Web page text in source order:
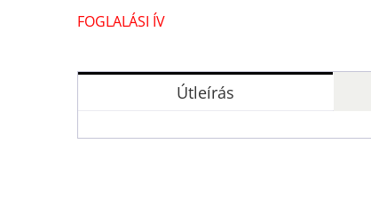
FOGLALÁSI ÍV
Útleírás